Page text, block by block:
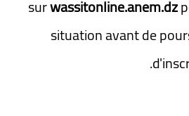
surwassitonline.anem.dz
situation avant de